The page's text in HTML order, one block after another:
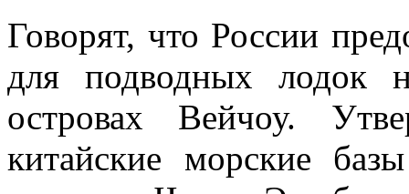
Говорят, что России
для подвод­ных лодок
островах Вейчоу.
китайские морские